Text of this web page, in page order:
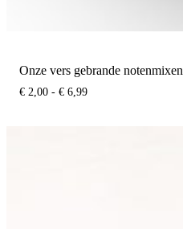
Onze vers gebrande notenmixen
€ 2,00 - € 6,99Prijsklasse: